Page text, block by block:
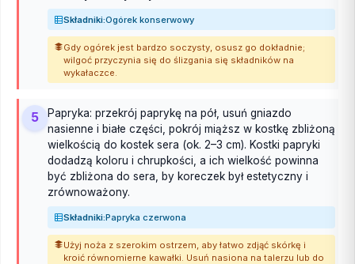
Składniki:Ogórek konserwowy
Gdy ogórek jest bardzo soczysty, osusz go dokładnie;
wilgoć przyczynia się do ślizgania się składników na
wykałaczce.
5
Papryka: przekrój paprykę na pół, usuń gniazdo
nasienne i białe części, pokrój miąższ w kostkę zbliżoną
wielkością do kostek sera (ok. 2–3 cm). Kostki papryki
dodadzą koloru i chrupkości, a ich wielkość powinna
być zbliżona do sera, by koreczek był estetyczny i
zrównoważony.
Składniki:Papryka czerwona
Użyj noża z szerokim ostrzem, aby łatwo zdjąć skórkę i
kroić równomierne kawałki. Usuń nasiona na talerzu lub do